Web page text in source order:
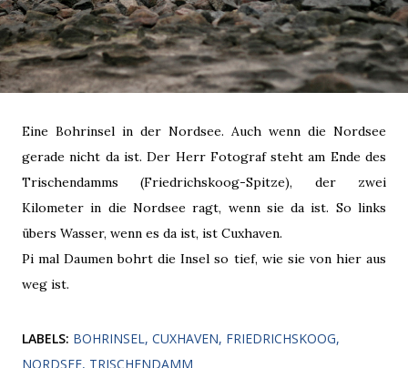
Eine Bohrinsel in der Nordsee. Auch wenn die Nordsee
gerade nicht da ist. Der Herr Fotograf steht am Ende des
Trischendamms (Friedrichskoog-Spitze), der zwei
Kilometer in die Nordsee ragt, wenn sie da ist. So links
übers Wasser, wenn es da ist, ist Cuxhaven.
Pi mal Daumen bohrt die Insel so tief, wie sie von hier aus
weg ist.
LABELS: BOHRINSEL CUXHAVEN FRIEDRICHSKOOG
NORDSEE TRISCHENDAMM